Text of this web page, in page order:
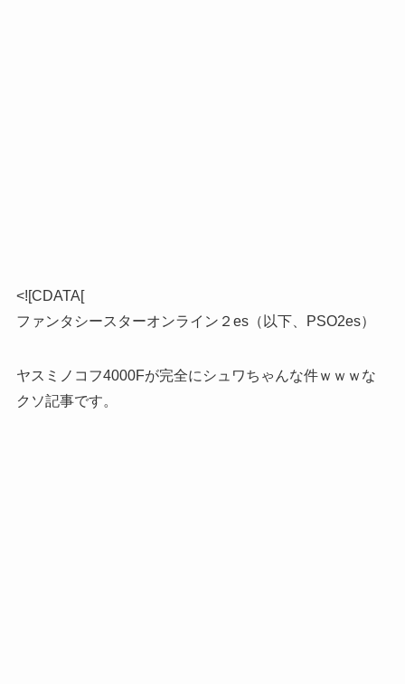
<![CDATA[
ファンタシースターオンライン２es（以下、PSO2es）
ヤスミノコフ4000Fが完全にシュワちゃんな件ｗｗｗな
クソ記事です。